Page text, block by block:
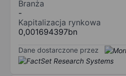
Branża
-
Kapitalizacja rynkowa
0,001694397bn
Dane dostarczone przez